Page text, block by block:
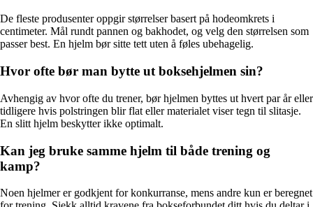
De fleste produsenter oppgir størrelser basert på hodeomkrets i
centimeter. Mål rundt pannen og bakhodet, og velg den størrelsen som
passer best. En hjelm bør sitte tett uten å føles ubehagelig.
Hvor ofte bør man bytte ut boksehjelmen sin?
Avhengig av hvor ofte du trener, bør hjelmen byttes ut hvert par år eller
tidligere hvis polstringen blir flat eller materialet viser tegn til slitasje.
En slitt hjelm beskytter ikke optimalt.
Kan jeg bruke samme hjelm til både trening og
kamp?
Noen hjelmer er godkjent for konkurranse, mens andre kun er beregnet